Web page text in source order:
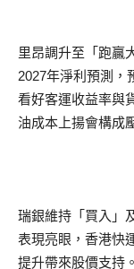
里昂調升至「跑贏
2027年淨利預測，
看好客運收益率與
油成本上揚會構成
瑞銀維持「買入」
表現亮眼，香港快
提升帶來股價支持。